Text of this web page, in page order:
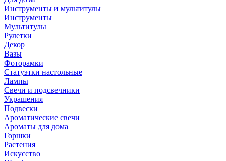
Инструменты и мультитулы
Инструменты
Мультитулы
Рулетки
Декор
Вазы
Фоторамки
Статуэтки настольные
Лампы
Свечи и подсвечники
Украшения
Подвески
Ароматические свечи
Ароматы для дома
Горшки
Растения
Искусство